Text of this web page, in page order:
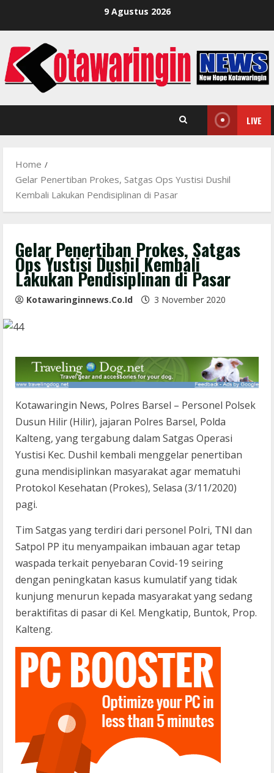
9 Agustus 2026
LIVE
Home
Gelar Penertiban Prokes, Satgas Ops Yustisi Dushil
Kembali Lakukan Pendisiplinan di Pasar
Gelar Penertiban Prokes, Satgas
Ops Yustisi Dushil Kembali
Lakukan Pendisiplinan di Pasar
Kotawaringinnews.co.id 3 November 2020
Kotawaringin News, Polres Barsel – Personel Polsek
Dusun Hilir (Hilir), jajaran Polres Barsel, Polda
Kalteng, yang tergabung dalam Satgas Operasi
Yustisi Kec. Dushil kembali menggelar penertiban
guna mendisiplinkan masyarakat agar mematuhi
Protokol Kesehatan (Prokes), Selasa (3/11/2020)
pagi.
Tim Satgas yang terdiri dari personel Polri, TNI dan
Satpol PP itu menyampaikan imbauan agar tetap
waspada terkait penyebaran Covid-19 seiring
dengan peningkatan kasus kumulatif yang tidak
kunjung menurun kepada masyarakat yang sedang
beraktifitas di pasar di Kel. Mengkatip, Buntok, Prop.
Kalteng.